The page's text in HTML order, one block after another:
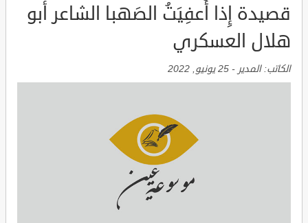
قصيدة إِذا أُعفِيَتُ الصَهبا الشاعر أبو
هلال العسكري
الكاتب:المدير - 25 يونيو, 2022